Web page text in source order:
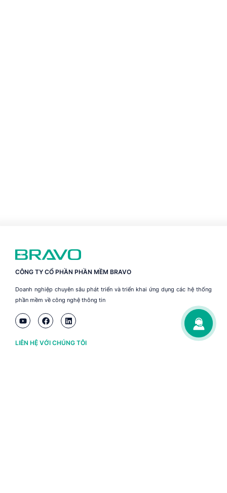
CÔNG TY CỔ PHẦN PHẦN MỀM BRAVO
Doanh nghiệp chuyên sâu phát triển và triển khai ứng dụng các hệ thống
phần mềm về công nghệ thông tin
LIÊN HỆ VỚI CHÚNG TÔI